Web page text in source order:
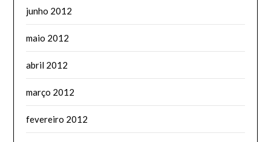
junho 2012
maio 2012
abril 2012
março 2012
fevereiro 2012